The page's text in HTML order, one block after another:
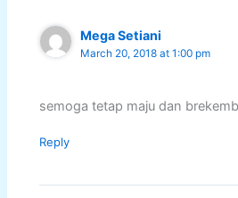
Mega Setiani
March 20, 2018 at 1:00 pm
semoga tetap maju dan
Reply